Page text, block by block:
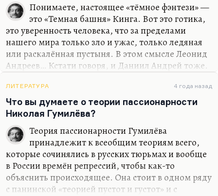
«Everything that rises must converge», как у
Фланнери О'Коннор. Невозможно не сойтись
высоким умам.…
Понимаете, настоящее «тёмное фэнтези» —
это «Темная башня» Кинга. Вот это готика,
это уверенность человека, что за пределами
нашего мира только зло и ужас, только ледяная
или раскалённая пустыня. В этом смысле Леонид
Андреев… Кстати говоря, и Даниил Андрей тоже.
этих шрастров — это, конечно, чёрное фэнтези.
Чёрное фэнтези — это просто готический подход
к миру. А тому, у кого нет готического подхода к
миру (то есть уверенности, что мир лежит во зле),
лучше не притворяться.
ЛИТЕРАТУРА 4 года назад
Что вы думаете о теории пассионарности
Николая Гумилёва?
Теория пассионарности Гумилёва
принадлежит к всеобщим теориям всего,
которые сочинялись в русских тюрьмах и вообще
в России времён репрессий, чтобы как-то
объяснить происходящее. Она стоит в одном ряду
с панинской «теорией пустот и густот» и с